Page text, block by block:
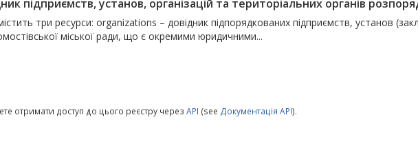
підприємств, установ, організацій та територіальних органів
три ресурси: organizations – довідник підпорядкованих підприємств, установ
міської ради, що є окремими юридичними...
отримати доступ до цього реєстру через API (see Документація API).